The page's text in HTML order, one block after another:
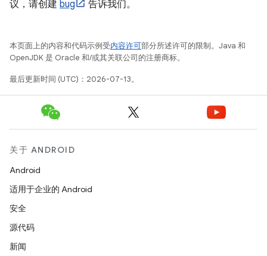
议，请创建 bug 告诉我们。
本页面上的内容和代码示例受内容许可部分所述许可的限制。Java 和
OpenJDK 是 Oracle 和/或其关联公司的注册商标。
最后更新时间 (UTC)：2026-07-13。
关于 ANDROID
Android
适用于企业的 Android
安全
源代码
新闻